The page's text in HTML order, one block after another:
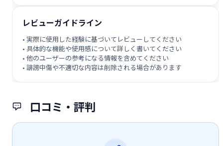
口コミ・評判
レビューガイドライン
• 実際に使用した経験に基づいてレビューしてください
• 具体的な機能や使用感について詳しく書いてください
• 他のユーザーの参考になる情報を含めてください
• 誹謗中傷や不適切な内容は削除される場合があります